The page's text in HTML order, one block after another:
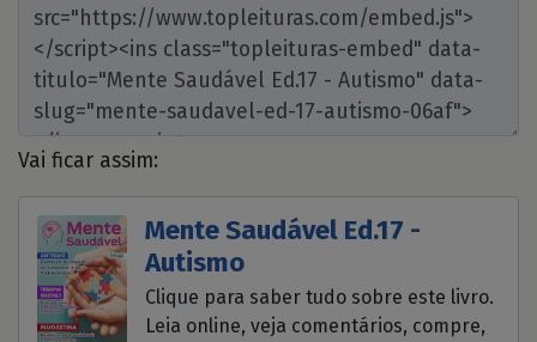
Vai ficar assim:
Mente Saudável Ed.17 -
Autismo
Clique para saber tudo sobre este livro.
Leia online, veja comentários, compre,